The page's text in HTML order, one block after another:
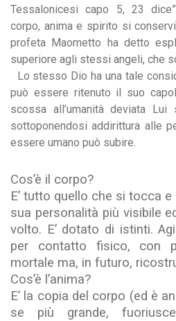
Tessalonicesi capo 5, 23
corpo, anima e spirito si
profeta Maometto ha detto
superiore agli stessi angeli, che
Lo stesso Dio ha una tale
può essere ritenuto il suo
scossa all’umanità deviata
sottoponendosi addirittura alle
essere umano può subire.
Cos’è il corpo?
E’ tutto quello che si tocca e
sua personalità più visibile
volto. E’ dotato di istinti.
per contatto fisico, con
mortale ma, in futuro,
Cos’è l’anima?
E’ la copia del corpo (ed è
se più grande,